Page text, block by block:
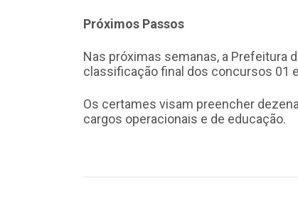
Próximos Passos
Nas próximas semanas, a Prefeitura
classificação final dos concursos 01
Os certames visam preencher
cargos operacionais e de educação.